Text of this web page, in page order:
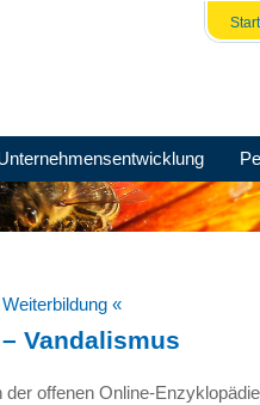
Start
«
Vandalismus
offenen Online-